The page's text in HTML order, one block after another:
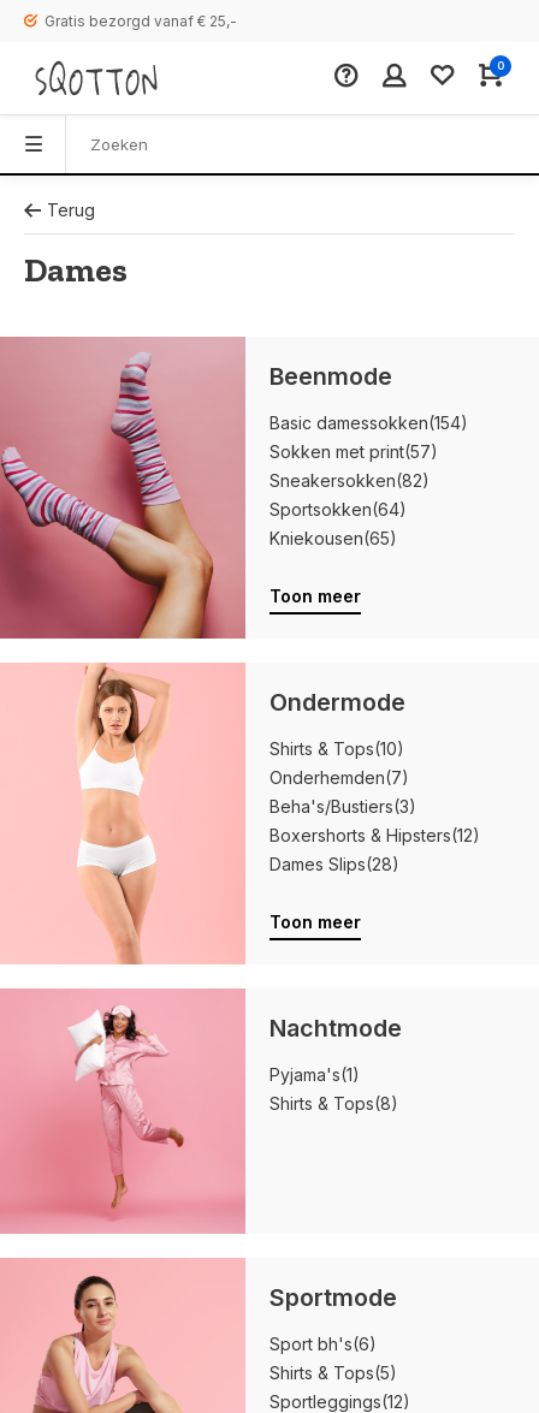
Gratis bezorgd vanaf € 25,-
0
Terug
Dames
Beenmode
Basic damessokken(154)
Sokken met print(57)
Sneakersokken(82)
Sportsokken(64)
Kniekousen(65)
Toon meer
Ondermode
Shirts & Tops(10)
Onderhemden(7)
Beha's/Bustiers(3)
Boxershorts & Hipsters(12)
Dames Slips(28)
Toon meer
Nachtmode
Pyjama's(1)
Shirts & Tops(8)
Sportmode
Sport bh's(6)
Shirts & Tops(5)
Sportleggings(12)